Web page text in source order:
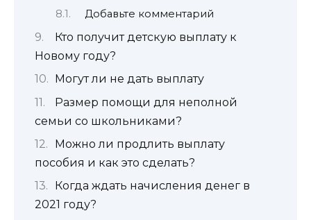
Добавьте комментарий
Кто получит детскую выплату к
Новому году?
Могут ли не дать выплату
Размер помощи для неполной
семьи со школьниками?
Можно ли продлить выплату
пособия и как это сделать?
Когда ждать начисления денег в
2021 году?